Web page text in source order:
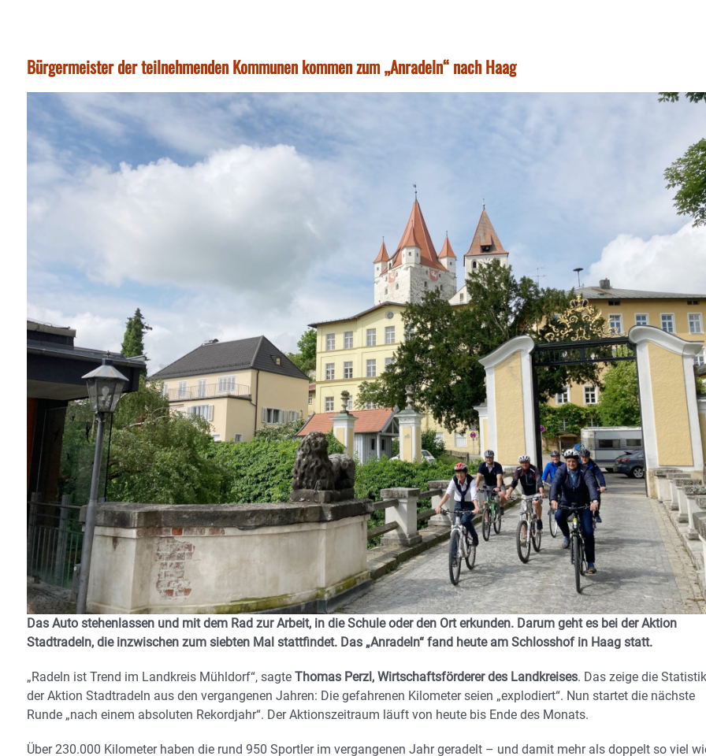
Bürgermeister der teilnehmenden Kommunen kommen zum „Anradeln“ nach Haag
Das Auto stehenlassen und mit dem Rad zur Arbeit, in die Schule oder den Ort erkunden. Darum geht es bei der Aktion
Stadtradeln, die inzwischen zum siebten Mal stattfindet. Das „Anradeln“ fand heute am Schlosshof in Haag statt.
„Radeln ist Trend im Landkreis Mühldorf“, sagte Thomas Perzl, Wirtschaftsförderer des Landkreises. Das zeige die Statistik
der Aktion Stadtradeln aus den vergangenen Jahren: Die gefahrenen Kilometer seien „explodiert“. Nun startet die nächste
Runde „nach einem absoluten Rekordjahr“. Der Aktionszeitraum läuft von heute bis Ende des Monats.
Über 230.000 Kilometer haben die rund 950 Sportler im vergangenen Jahr geradelt – und damit mehr als doppelt so viel